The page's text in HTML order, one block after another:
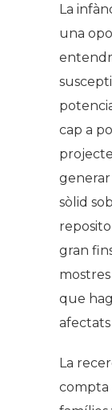
La
una
cap a
projecte
sòlid
gran
que
afectats
La
compta